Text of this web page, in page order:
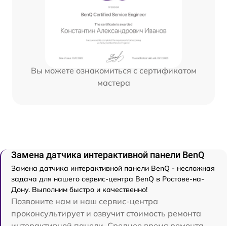
Вы можете ознакомиться с сертификатом
мастера
Замена датчика интерактивной панели BenQ
Замена датчика интерактивной панели BenQ - несложная
задача для нашего сервис-центра BenQ в Ростове-на-
Дону. Выполним быстро и качественно!
Позвоните нам и наш сервис-центра
проконсультирует и озвучит стоимость ремонта